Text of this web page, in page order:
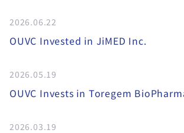
2026.06.22
OUVC Invested in JiMED Inc.
2026.05.19
OUVC Invests in Toregem
2026.03.19